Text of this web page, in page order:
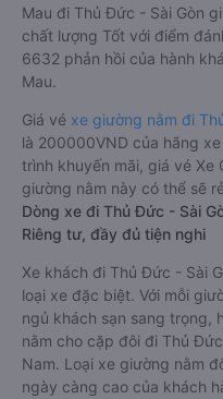
Mau đi Thủ Đức - Sài Gòn
chất lượng Tốt với điểm
6632 phản hồi của hành
Mau.
Giá vé xe giường nằm đi
là 200000VND của hãng
trình khuyến mãi, giá vé Xe
giường nằm này có thể sẽ
Dòng xe đi Thủ Đức - Sài
Riêng tư, đầy đủ tiện nghi
Xe khách đi Thủ Đức - Sài
loại xe đặc biệt. Với mỗi
ngủ khách sạn sang trọng,
nằm cho cặp đôi đi Thủ
Nam. Loại xe giường nằm
ngày càng cao của khách